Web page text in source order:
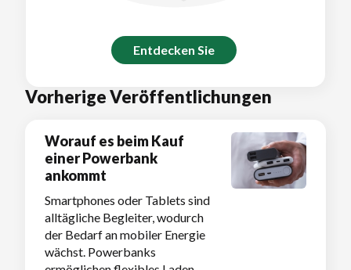
Entdecken Sie
Vorherige Veröffentlichungen
Worauf es beim Kauf
einer Powerbank
ankommt
Smartphones oder Tablets sind
alltägliche Begleiter, wodurch
der Bedarf an mobiler Energie
wächst. Powerbanks